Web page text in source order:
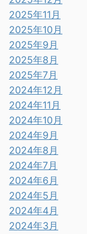
2025年11月
2025年10月
2025年9月
2025年8月
2025年7月
2024年12月
2024年11月
2024年10月
2024年9月
2024年8月
2024年7月
2024年6月
2024年5月
2024年4月
2024年3月